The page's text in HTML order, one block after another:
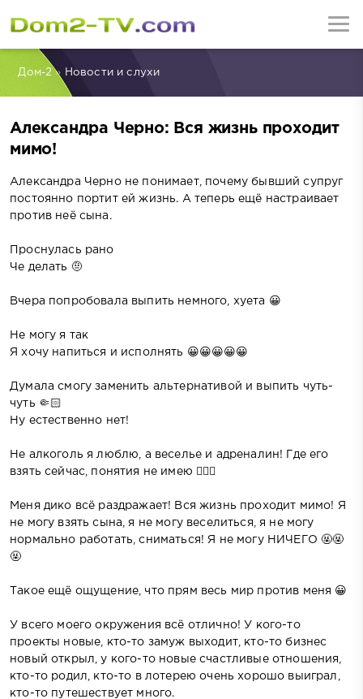
Дом-2» Новости и слухи
Александра Черно: Вся жизнь проходит
мимо!
Александра Черно не понимает, почему бывший супруг
постоянно портит ей жизнь. А теперь ещё настраивает
против неё сына.
Проснулась рано
Че делать 🤨
Вчера попробовала выпить немного, хуета 😀
Не могу я так
Я хочу напиться и исполнять 😀😀😀😀😀
Думала смогу заменить альтернативой и выпить чуть-
чуть 🤏🏻
Ну естественно нет!
Не алкоголь я люблю, а веселье и адреналин! Где его
взять сейчас, понятия не имею 🤦🏻‍♀️
Меня дико всё раздражает! Вся жизнь проходит мимо! Я
не могу взять сына, я не могу веселиться, я не могу
нормально работать, сниматься! Я не могу НИЧЕГО 🤬🤬
🤬
Такое ещё ощущение, что прям весь мир против меня 😀
У всего моего окружения всё отлично! У кого-то
проекты новые, кто-то замуж выходит, кто-то бизнес
новый открыл, у кого-то новые счастливые отношения,
кто-то родил, кто-то в лотерею очень хорошо выиграл,
кто-то путешествует много.